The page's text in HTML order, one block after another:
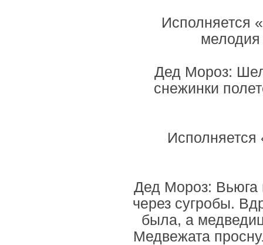
Исполняется
мелодия
Дед Мороз:
снежинки
Дед Мороз: Вьюга
через сугробы.
была, а
Медвежата